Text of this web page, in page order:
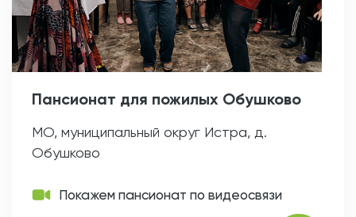
Пансионат для пожилых Обушково
МО, муниципальный округ Истра, д.
Обушково
Покажем пансионат по видеосвязи